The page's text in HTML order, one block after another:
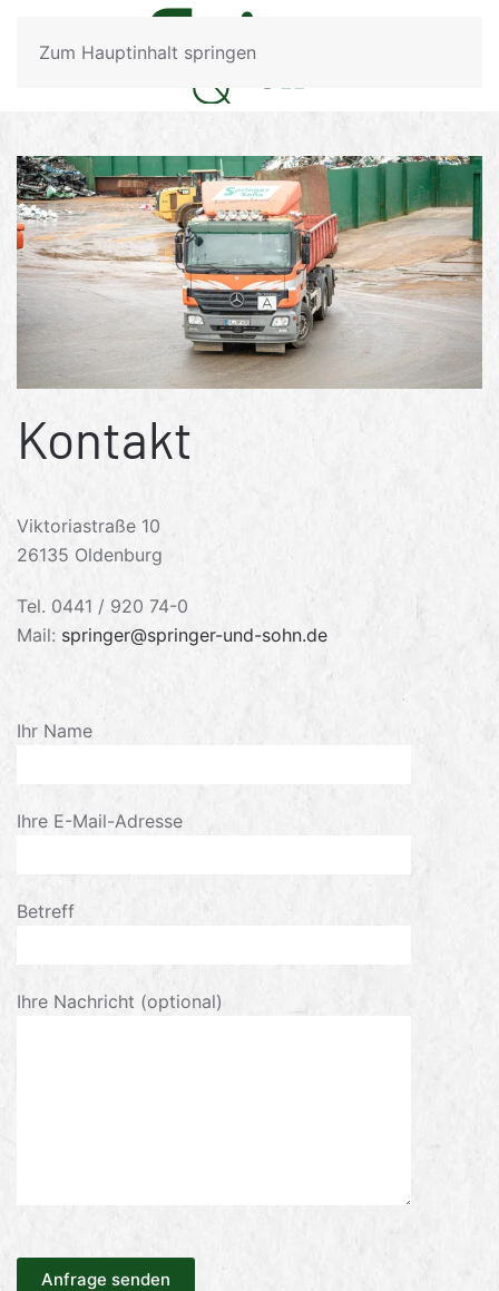
Zum Hauptinhalt springen
Kontakt
Viktoriastraße 10
26135 Oldenburg
Tel. 0441 / 920 74-0
Mail: springer@springer-und-sohn.de
Ihr Name
Ihre E-Mail-Adresse
Betreff
Ihre Nachricht (optional)
Anfrage senden